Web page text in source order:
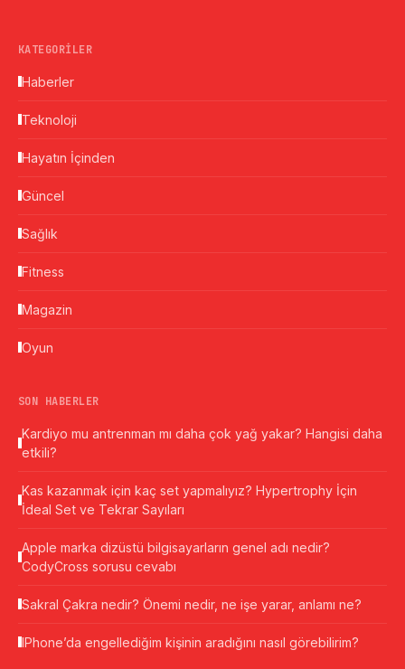
KATEGORILER
Haberler
Teknoloji
Hayatın İçinden
Güncel
Sağlık
Fitness
Magazin
Oyun
SON HABERLER
Kardiyo mu antrenman mı daha çok yağ yakar? Hangisi daha
etkili?
Kas kazanmak için kaç set yapmalıyız? Hypertrophy İçin
İdeal Set ve Tekrar Sayıları
Apple marka dizüstü bilgisayarların genel adı nedir?
CodyCross sorusu cevabı
Sakral Çakra nedir? Önemi nedir, ne işe yarar, anlamı ne?
IPhone’da engellediğim kişinin aradığını nasıl görebilirim?